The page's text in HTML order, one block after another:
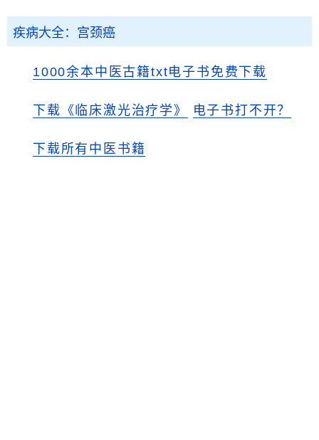
疾病大全：宫颈癌
1000余本中医古籍txt电子书免费下载
下载《临床激光治疗学》 电子书打不开？
下载所有中医书籍